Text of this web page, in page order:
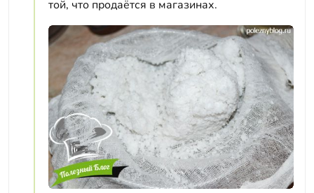
той, что продаётся в магазинах.